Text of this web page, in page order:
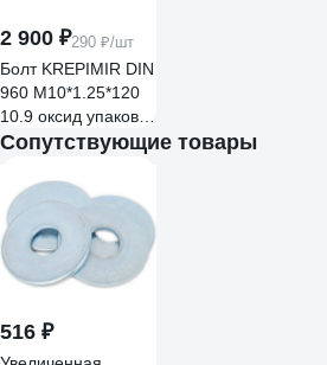
2 900 ₽290 ₽/шт
Болт KREPIMIR DIN
960 М10*1.25*120
10.9 оксид упаковка
10шт
Сопутствующие товары
516 ₽